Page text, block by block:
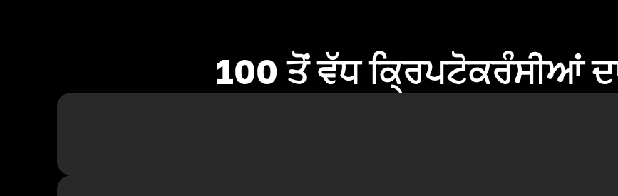
100 ਤੋਂ ਵੱਧ ਕ੍ਰਿਪਟੋਕਰੰਸੀਆਂ